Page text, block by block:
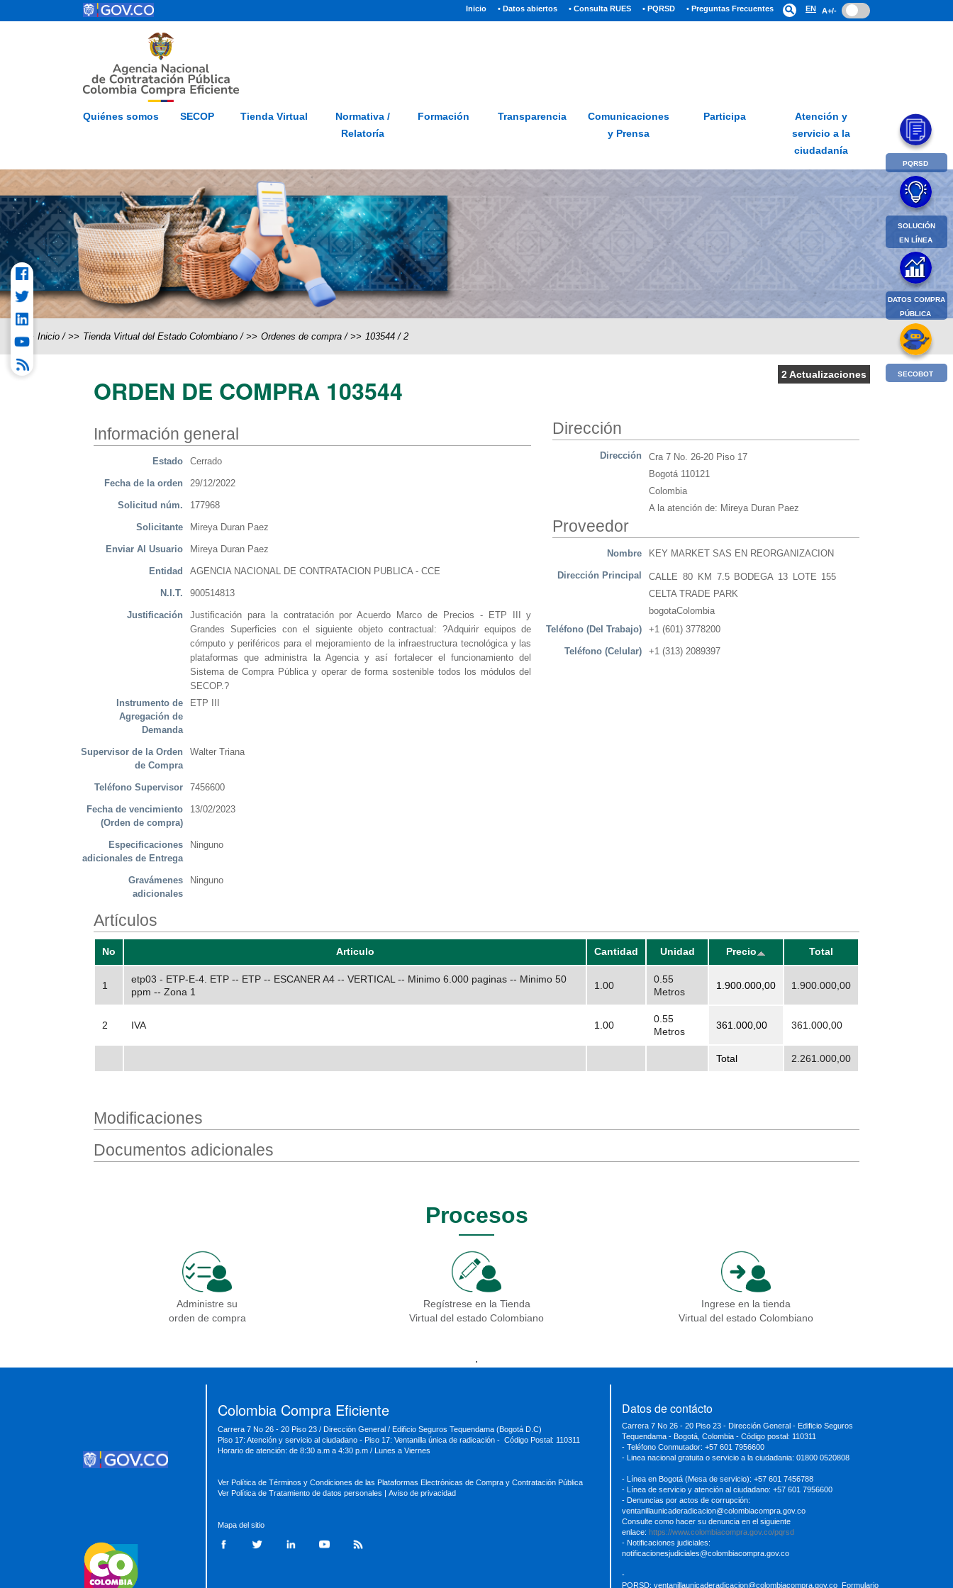
Pasar al contenido principal Inicio(current)
• Datos abiertos • Consulta RUES • PQRSD • Preguntas Frecuentes search EN A+/-
Inicio Mapa del Sitio Glosario PQRSD Preguntas frecuentes
Quiénes somos SECOP Tienda Virtual
Normativa /
Relatoría
Formación Transparencia
Comunicaciones
y Prensa
Participa
Atención y
servicio a la
ciudadanía
Inicio / Tienda Virtual del Estado Colombiano / Ordenes de compra / 103544 / 2
2 Actualizaciones
ORDEN DE COMPRA 103544
Información general
Estado Cerrado
Fecha de la orden 29/12/2022
Solicitud núm. 177968
Solicitante Mireya Duran Paez
Enviar Al Usuario Mireya Duran Paez
Entidad AGENCIA NACIONAL DE CONTRATACION PUBLICA - CCE
N.I.T. 900514813
Justificación
Justificación para la contratación por Acuerdo Marco de Precios - ETP III y
Grandes Superficies con el siguiente objeto contractual: ?Adquirir equipos de
cómputo y periféricos para el mejoramiento de la infraestructura tecnológica y las
plataformas que administra la Agencia y así fortalecer el funcionamiento del
Sistema de Compra Pública y operar de forma sostenible todos los módulos del
SECOP.?
Instrumento de
Agregación de
Demanda
ETP III
Supervisor de la Orden
de Compra
Walter Triana
Teléfono Supervisor 7456600
Fecha de vencimiento
(Orden de compra)
13/02/2023
Especificaciones
adicionales de Entrega
Ninguno
Gravámenes
adicionales
Ninguno
Dirección
Dirección
Cra 7 No. 26-20 Piso 17
Bogotá 110121
Colombia
A la atención de: Mireya Duran Paez
Proveedor
Nombre KEY MARKET SAS EN REORGANIZACION
Dirección Principal
CALLE 80 KM 7.5 BODEGA 13 LOTE 155
CELTA TRADE PARK
bogotaColombia
Teléfono (Del Trabajo)
+1 (601) 3778200
Teléfono (Celular) +1 (313) 2089397
Artículos
No Articulo Cantidad Unidad Precio Total
1
etp03 - ETP-E-4. ETP -- ETP -- ESCANER A4 -- VERTICAL -- Minimo 6.000 paginas -- Minimo 50
ppm -- Zona 1
1.00
0.55
Metros
1.900.000,00 1.900.000,00
2 IVA 1.00
0.55
Metros
361.000,00 361.000,00
Total 2.261.000,00
Modificaciones
Documentos adicionales
Procesos
Administre su
orden de compra
Regístrese en la Tienda
Virtual del estado Colombiano
Ingrese en la tienda
Virtual del estado Colombiano
PQRSD
SOLUCIÓN
EN LÍNEA
DATOS COMPRA
PÚBLICA
SECOBOT
MinCultura
MinAgricultura
MinAmbiente
.
Colombia Compra Eficiente
Carrera 7 No 26 - 20 Piso 23 / Dirección General / Edificio Seguros Tequendama (Bogotá D.C)
Piso 17: Atención y servicio al ciudadano - Piso 17: Ventanilla única de radicación - Código Postal: 110311
Horario de atención: de 8:30 a.m a 4:30 p.m / Lunes a Viernes
Ver Política de Términos y Condiciones de las Plataformas Electrónicas de Compra y Contratación Pública
Ver Política de Tratamiento de datos personales | Aviso de privacidad
Mapa del sitio
Datos de contácto
Carrera 7 No 26 - 20 Piso 23 - Dirección General - Edificio Seguros
Tequendama - Bogotá, Colombia - Código postal: 110311
- Teléfono Conmutador: +57 601 7956600
- Linea nacional gratuita o servicio a la ciudadania: 01800 0520808
- Línea en Bogotá (Mesa de servicio): +57 601 7456788
- Línea de servicio y atención al ciudadano: +57 601 7956600
- Denuncias por actos de corrupción:
ventanillaunicaderadicacion@colombiacompra.gov.co
Consulte como hacer su denuncia en el siguiente
enlace: https://www.colombiacompra.gov.co/pqrsd
- Notificaciones judiciales:
notificacionesjudiciales@colombiacompra.gov.co
-
PQRSD: ventanillaunicaderadicacion@colombiacompra.gov.co Formulario